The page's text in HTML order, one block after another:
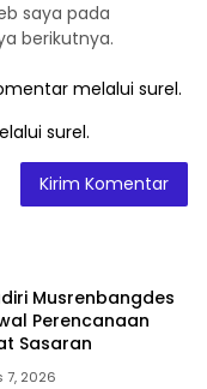
saya pada
berikutnya.
melalui surel.
surel.
Musrenbangdes
Perencanaan
Sasaran
7, 2026